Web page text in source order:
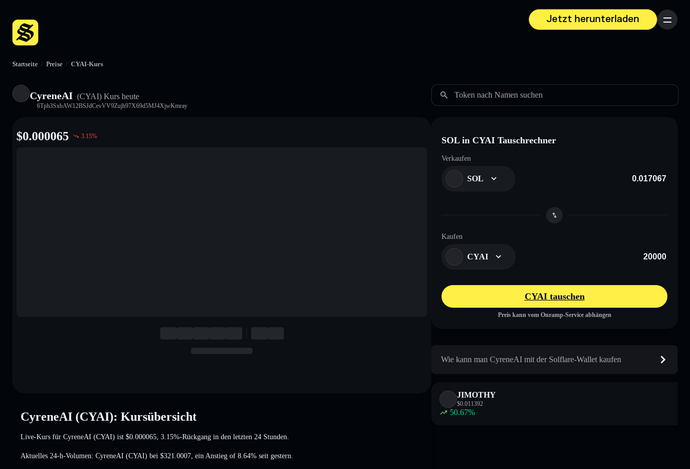
Jetzt herunterladen
Menü
Startseite / Preise / CYAI-Kurs
CyreneAI (CYAI) Kurs heute
6Tph3SxbAW12BSJdCevVV9Zujh97X69d5MJ4XjwKmray
Token nach Namen suchen
$0.000065 3.15%
CyreneAI (CYAI): Kursübersicht
Live-Kurs für CyreneAI (CYAI) ist $0.000065 , 3.15%-Rückgang in den letzten 24 Stunden.
Aktuelles 24-h-Volumen: CyreneAI (CYAI) bei $321.0007 ein Anstieg of 8.64% seit gestern.
SOL in CYAI Tauschrechner
Verkaufen
SOL
Kaufen
CYAI
CYAI tauschen
Preis kann vom Onramp-Service abhängen
Wie kann man CyreneAI mit der Solflare-Wallet kaufen
JIMOTHY
$0.011392
50.67%